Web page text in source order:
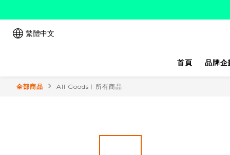
繁體中文
首頁 品牌企
全部商品 All Goods︱所有商品